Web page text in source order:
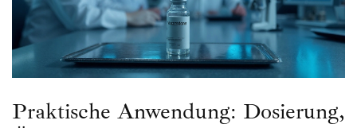
Praktische Anwendung: Dosierung,